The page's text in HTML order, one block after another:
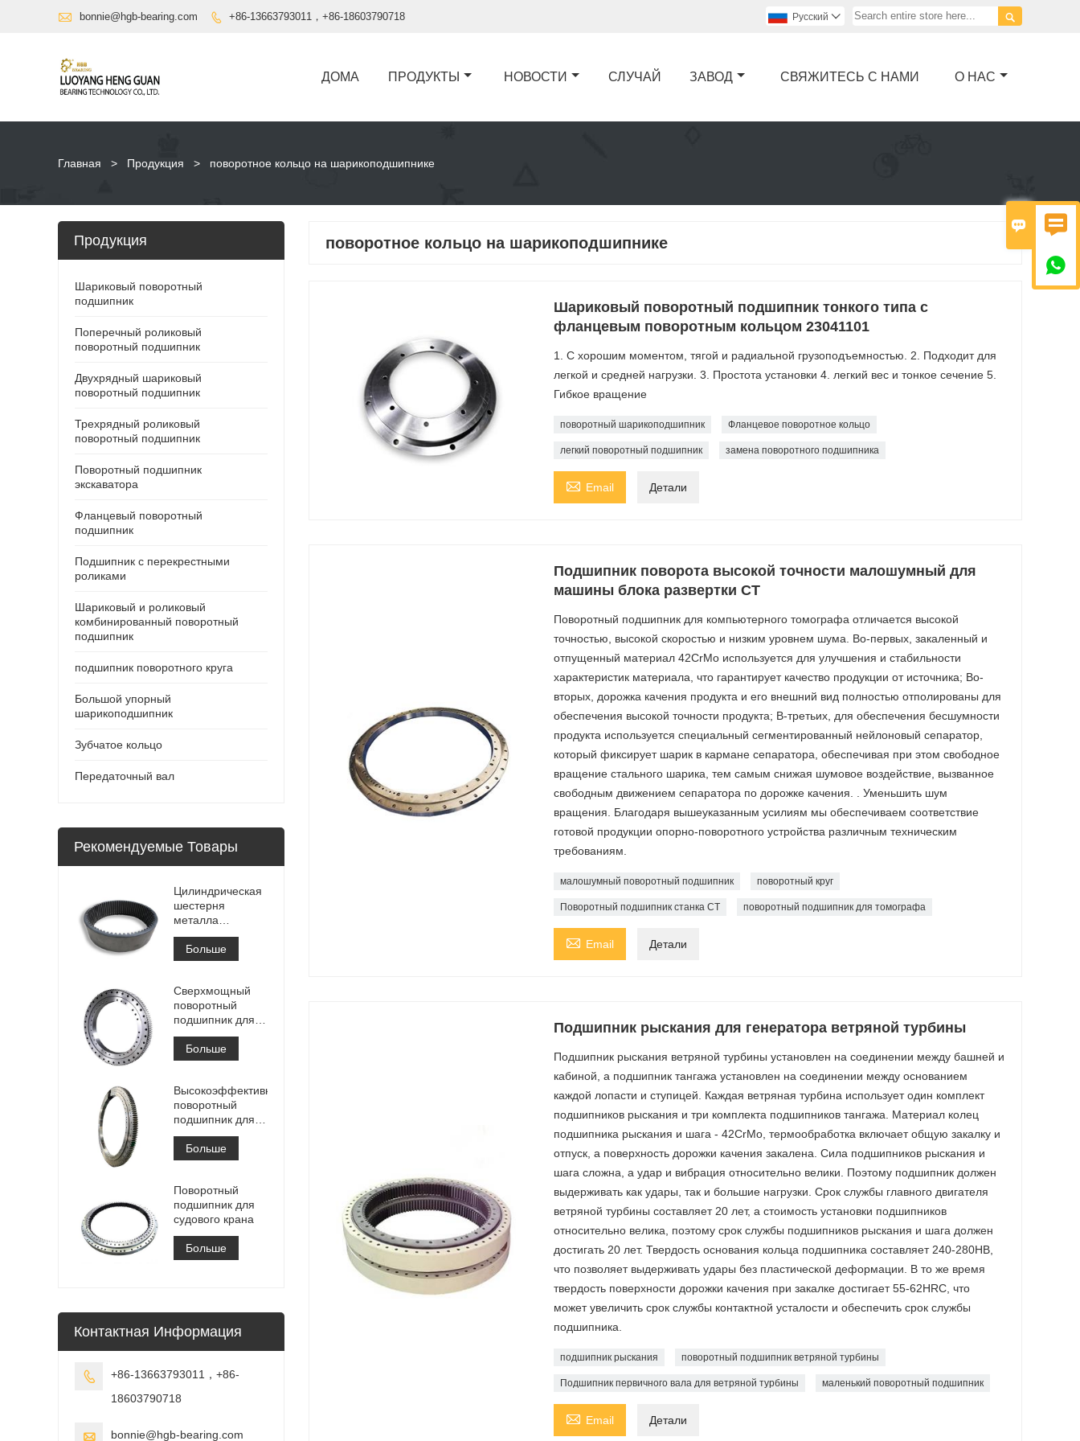
 

 bonnie@hgb-bearing.com  +86-13663793011，+86-18603790718 
Pусский 
ДОМА ПРОДУКТЫ НОВОСТИ СЛУЧАЙ ЗАВОД СВЯЖИТЕСЬ С НАМИ О НАС
Главная > Продукция > поворотное кольцо на шарикоподшипнике
поворотное кольцо на шарикоподшипнике
Шариковый поворотный подшипник тонкого типа с
фланцевым поворотным кольцом 23041101
1. С хорошим моментом, тягой и радиальной грузоподъемностью. 2. Подходит для
легкой и средней нагрузки. 3. Простота установки 4. легкий вес и тонкое сечение 5.
Гибкое вращение
поворотный шарикоподшипник Фланцевое поворотное кольцо
легкий поворотный подшипник замена поворотного подшипника
 Email Детали
Подшипник поворота высокой точности малошумный для
машины блока развертки CT
Поворотный подшипник для компьютерного томографа отличается высокой
точностью, высокой скоростью и низким уровнем шума. Во-первых, закаленный и
отпущенный материал 42CrMo используется для улучшения и стабильности
характеристик материала, что гарантирует качество продукции от источника; Во-
вторых, дорожка качения продукта и его внешний вид полностью отполированы для
обеспечения высокой точности продукта; В-третьих, для обеспечения бесшумности
продукта используется специальный сегментированный нейлоновый сепаратор,
который фиксирует шарик в кармане сепаратора, обеспечивая при этом свободное
вращение стального шарика, тем самым снижая шумовое воздействие, вызванное
свободным движением сепаратора по дорожке качения. . Уменьшить шум
вращения. Благодаря вышеуказанным усилиям мы обеспечиваем соответствие
готовой продукции опорно-поворотного устройства различным техническим
требованиям.
малошумный поворотный подшипник поворотный круг
Поворотный подшипник станка CT поворотный подшипник для томографа
 Email Детали
Подшипник рыскания для генератора ветряной турбины
Подшипник рыскания ветряной турбины установлен на соединении между башней и
кабиной, а подшипник тангажа установлен на соединении между основанием
каждой лопасти и ступицей. Каждая ветряная турбина использует один комплект
подшипников рыскания и три комплекта подшипников тангажа. Материал колец
подшипника рыскания и шага - 42CrMo, термообработка включает общую закалку и
отпуск, а поверхность дорожки качения закалена. Сила подшипников рыскания и
шага сложна, а удар и вибрация относительно велики. Поэтому подшипник должен
выдерживать как удары, так и большие нагрузки. Срок службы главного двигателя
ветряной турбины составляет 20 лет, а стоимость установки подшипников
относительно велика, поэтому срок службы подшипников рыскания и шага должен
достигать 20 лет. Твердость основания кольца подшипника составляет 240-280HB,
что позволяет выдерживать удары без пластической деформации. В то же время
твердость поверхности дорожки качения при закалке достигает 55-62HRC, что
может увеличить срок службы контактной усталости и обеспечить срок службы
подшипника.
подшипник рыскания поворотный подшипник ветряной турбины
Подшипник первичного вала для ветряной турбины маленький поворотный подшипник
 Email Детали
Продукция
Шариковый поворотный
подшипник
Поперечный роликовый
поворотный подшипник
Двухрядный шариковый
поворотный подшипник
Трехрядный роликовый
поворотный подшипник
Поворотный подшипник
экскаватора
Фланцевый поворотный
подшипник
Подшипник с перекрестными
роликами
Шариковый и роликовый
комбинированный поворотный
подшипник
подшипник поворотного круга
Большой упорный
шарикоподшипник
Зубчатое кольцо
Передаточный вал
Рекомендуемые Товары
Цилиндрическая
шестерня
металла
зубчатого венца
высокой точности
большая
зубчатого венца с
обработкой
Азотирование
Больше
Сверхмощный
поворотный
подшипник для
портового
кранового
оборудования
Больше
Высокоэффективный
поворотный
подшипник для
штабелеукладчика
Больше
Поворотный
подшипник для
судового крана
Больше
Контактная Информация

+86-13663793011，+86-
18603790718
 bonnie@hgb-bearing.com